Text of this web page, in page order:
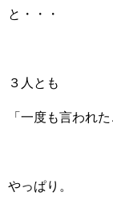
と・・・
３人とも
「一度も言われ
やっぱり。